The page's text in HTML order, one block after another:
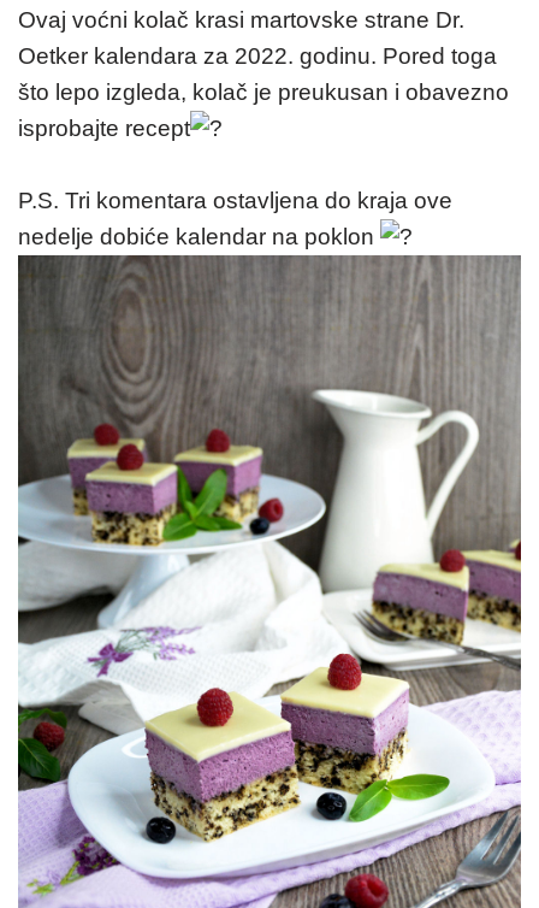
c
e
b
o
o
k
er
e
st
er at
s
A
p
p
ss
e
n
er
ar
e
Ovaj voćni kolač krasi martovske strane Dr.
Oetker kalendara za 2022. godinu. Pored toga
što lepo izgleda, kolač je preukusan i obavezno
isprobajte recept
P.S. Tri komentara ostavljena do kraja ove
nedelje dobiće kalendar na poklon